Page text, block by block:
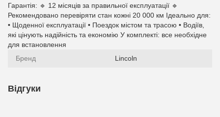
Гарантія: 🔹 12 місяців за правильної експлуатації 🔹
Рекомендовано перевіряти стан кожні 20 000 км Ідеально для:
• Щоденної експлуатації • Поездок містом та трасою • Водіїв,
які цінують надійність та економію У комплекті: все необхідне
для встановлення
Бренд
Lincoln
Відгуки